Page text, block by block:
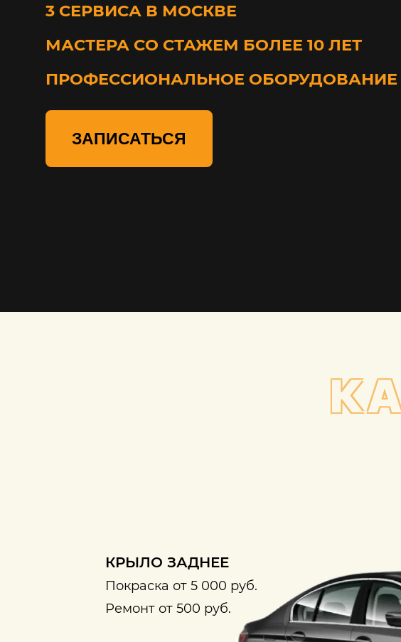
3 СЕРВИСА В МОСКВЕ
МАСТЕРА СО СТАЖЕМ БОЛЕЕ 10 ЛЕТ
ПРОФЕССИОНАЛЬНОЕ ОБОРУДОВАНИЕ
ЗАПИСАТЬСЯ
КРЫЛО ЗАДНЕЕ
Покраска от 5 000 руб.
Ремонт от 500 руб.